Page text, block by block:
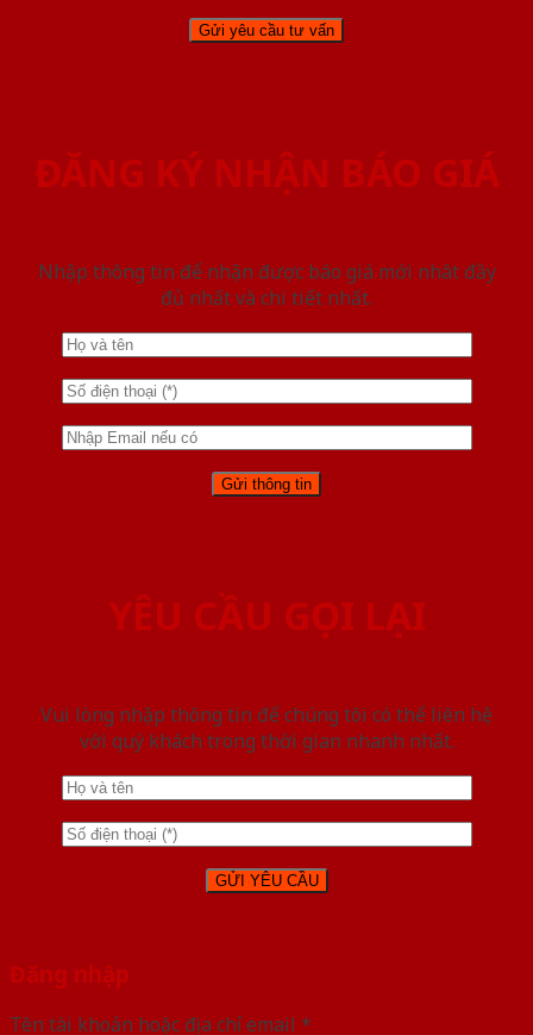
ĐĂNG KÝ NHẬN BÁO GIÁ
Nhập thông tin để nhận được báo giá mới nhât đầy
đủ nhất và chi tiết nhất.
YÊU CẦU GỌI LẠI
Vui lòng nhập thông tin để chúng tôi có thể liên hệ
với quý khách trong thời gian nhanh nhất.
Đăng nhập
Tên tài khoản hoặc địa chỉ email *